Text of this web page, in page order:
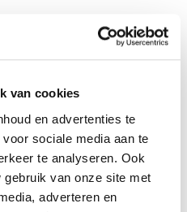
van cookies
en advertenties te
sociale media aan te
te analyseren. Ook
van onze site met
adverteren en
naar libellen. De
worden gebruikt voor
met anderen: